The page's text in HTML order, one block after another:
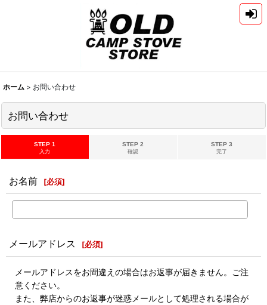
ホーム > お問い合わせ
お問い合わせ
STEP 1
入力
STEP 2
確認
STEP 3
完了
お名前 [必須]
メールアドレス [必須]
メールアドレスをお間違えの場合はお返事が届きません。ご注
意ください。
また、弊店からのお返事が迷惑メールとして処理される場合が